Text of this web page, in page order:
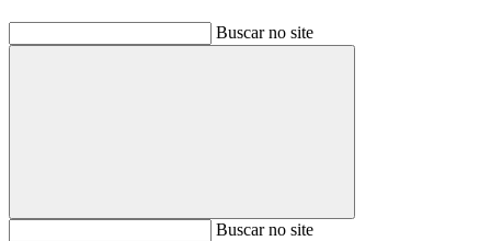
Buscar no site
BuscarBuscar no site